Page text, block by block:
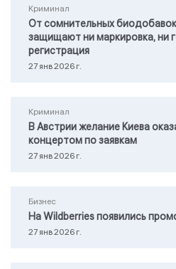
Криминал
От сомнительных
защищают ни маркировка, ни
регистрация
27 янв 2026 г.
Криминал
В Австрии желание Киева
концертом по заявкам
27 янв 2026 г.
Бизнес
На Wildberries появились
27 янв 2026 г.